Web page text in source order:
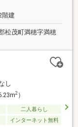
階建
松茂町満穂字満穂
し
2）
二人暮らし
インターネット無料